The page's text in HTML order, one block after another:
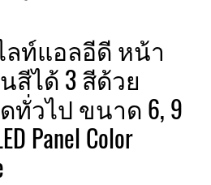
ท์แอลอีดี หน้า
สีได้ 3 สีด้วย
ทั่วไป ขนาด 6, 9
Panel Color